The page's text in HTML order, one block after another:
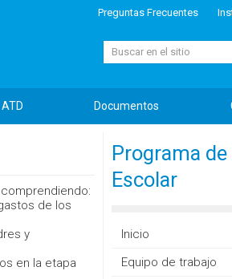
Preguntas Frecuentes
Buscar...
ATD Documentos
de los
y
en la etapa
Programa
Escolar
Inicio
Equipo de trabajo